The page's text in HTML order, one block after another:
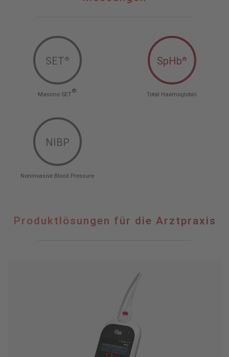
SET®
Masimo SET
®
SpHb®
Total Haemoglobin
NIBP
Noninvasive Blood Pressure
Produktlösungen für die Arztpraxis